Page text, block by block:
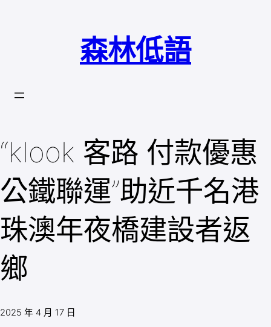
森林低語
“klook 客路 付款優惠
公鐵聯運”助近千名港
珠澳年夜橋建設者返
鄉
2025 年 4 月 17 日